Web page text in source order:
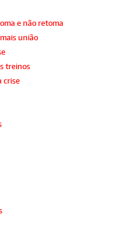
e não retoma
união
treinos
crise